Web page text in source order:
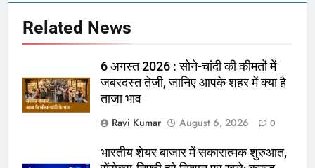
Related News
6 अगस्त 2026 : सोने-चांदी की कीमतों में
जबरदस्त तेजी, जानिए आपके शहर में क्या है
ताजा भाव
Ravi Kumar
August 6, 2026 0
भारतीय शेयर बाजार में सकारात्मक शुरुआत,